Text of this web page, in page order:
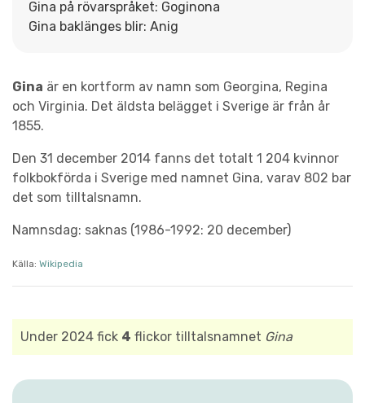
Gina på rövarspråket: Goginona
Gina baklänges blir: Anig
Gina är en kortform av namn som Georgina, Regina
och Virginia. Det äldsta belägget i Sverige är från år
1855.
Den 31 december 2014 fanns det totalt 1 204 kvinnor
folkbokförda i Sverige med namnet Gina, varav 802 bar
det som tilltalsnamn.
Namnsdag: saknas (1986-1992: 20 december)
Källa: Wikipedia
Under 2024 fick 4 flickor tilltalsnamnet Gina